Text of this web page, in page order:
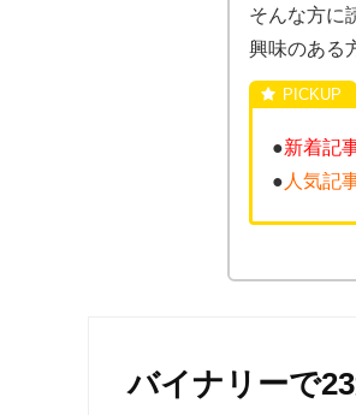
そんな方に
興味のある
●新着記
● 人気記
バイナリーで